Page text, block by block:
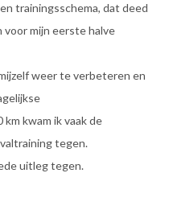
trainingsschema, dat deed
mijn eerste halve
weer te verbeteren en
kwam ik vaak de
tegen.
uitleg tegen.